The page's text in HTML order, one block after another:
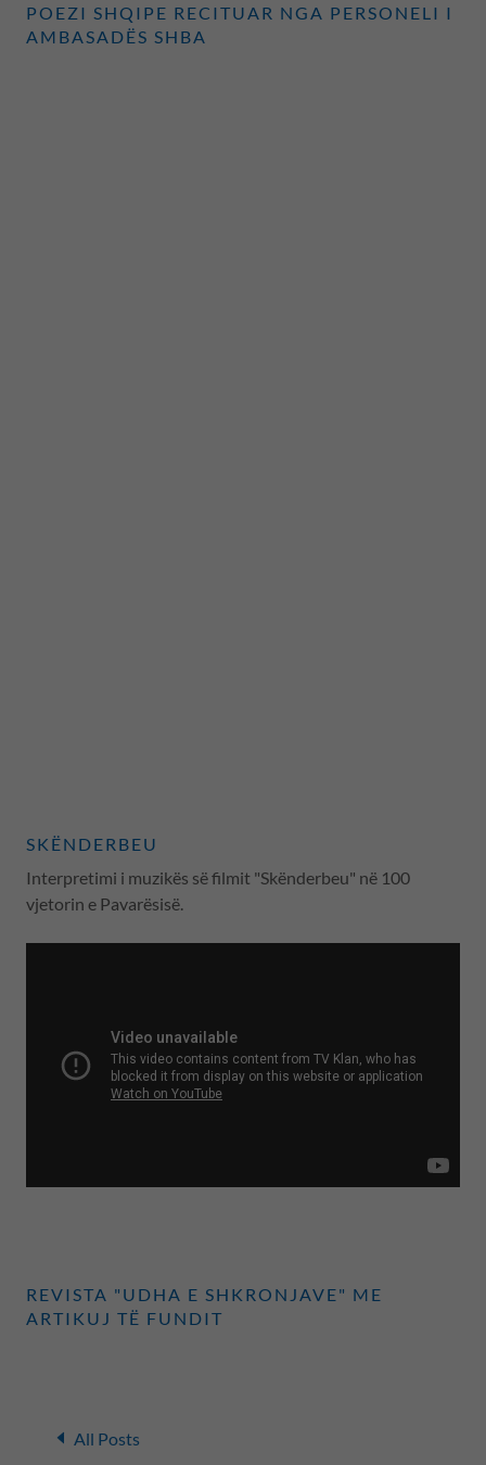
POEZI SHQIPE RECITUAR NGA PERSONELI I
AMBASADËS SHBA
SKËNDERBEU
Interpretimi i muzikës së filmit "Skënderbeu" në 100
vjetorin e Pavarësisë.
REVISTA "UDHA E SHKRONJAVE" ME
ARTIKUJ TË FUNDIT
All Posts